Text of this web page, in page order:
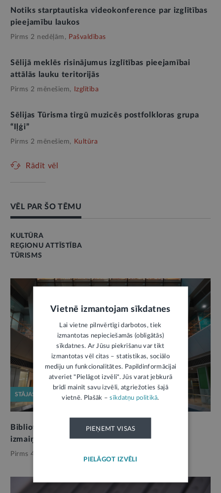
Notiks starptautiska videokonference par izglītības
pieejamību laukos
Pirms 2 nedēļām, Pašvaldības
Sēlijā meklēs risinājumus izglītības pieejamībai
attālās lauku teritorijās
Pirms 2 mēnešiem, Izglītība
Sēlijas Tūrisma tirgū muzicēs postfolkloras grupa
“Iļģi”
Pirms 2 mēnešiem, Kultūra
Rādīt vēl
VĒL PAR ŠO TĒMU
KULTŪRA
REĢIONU ATTĪSTĪBA
TŪRISMS
STĀJAS SPĒKĀ
Bibliotēkām jaunas funkcijas. Stājušas spēkā
izmaiņas likumā
Pirms 4 nedēļām,
Vietnē izmantojam sīkdatnes
Lai vietne pilnvērtīgi darbotos, tiek
izmantotas nepieciešamās (obligātās)
sīkdatnes. Ar Jūsu piekrišanu var tikt
izmantotas vēl citas – statistikas, sociālo
mediju un funkcionalitātes. Papildinformācijai
atveriet "Pielāgot izvēli". Jūs varat jebkurā
brīdī mainīt savu izvēli, atgriežoties šajā
vietnē. Plašāk –sīkdatņu politikā.
PIEŅEMT VISAS
PIELĀGOT IZVĒLI